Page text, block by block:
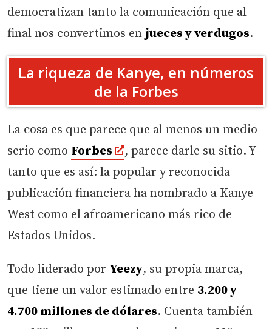
democratizan tanto la comunicación que al
final nos convertimos en jueces y verdugos.
La riqueza de Kanye, en números
de la Forbes
La cosa es que parece que al menos un medio
serio como Forbes
, parece darle su sitio. Y
tanto que es así: la popular y reconocida
publicación financiera ha nombrado a Kanye
West como el afroamericano más rico de
Estados Unidos.
Todo liderado por Yeezy, su propia marca,
que tiene un valor estimado entre 3.200 y
4.700 millones de dólares. Cuenta también